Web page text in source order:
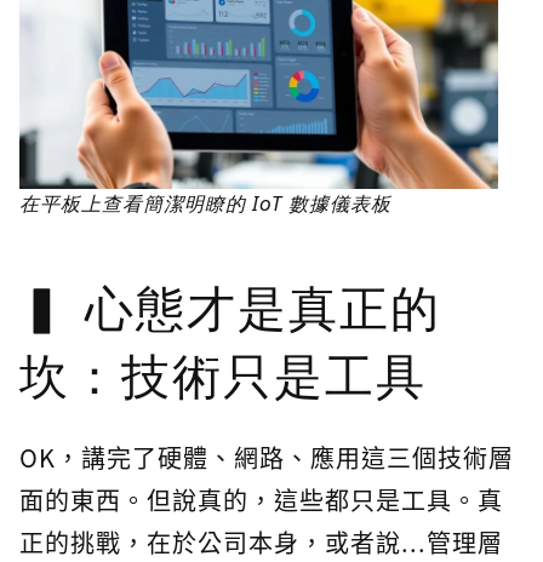
在平板上查看簡潔明瞭的 IoT 數據儀表板
心態才是真正的
坎：技術只是工具
OK，講完了硬體、網路、應用這三個技術層
面的東西。但說真的，這些都只是工具。真
正的挑戰，在於公司本身，或者說...管理層